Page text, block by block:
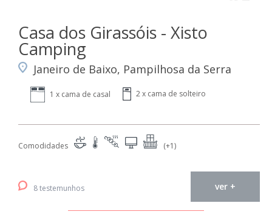
Casa dos Girassóis - Xisto
Camping
Janeiro de Baixo, Pampilhosa da Serra
1 x cama de casal 2 x cama de solteiro
Comodidades (+1)
8 testemunhos ver +